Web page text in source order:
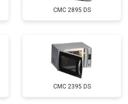
CMC 2895 DS
CMC 2395 DS